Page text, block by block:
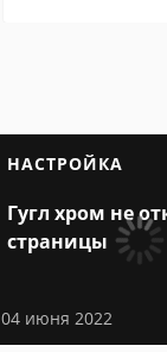
НАСТРОЙКА
Гугл хром не
страницы
04 июня 2022